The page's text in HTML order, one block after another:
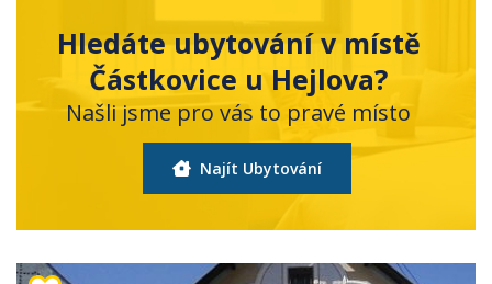
Hledáte ubytování v místě
Částkovice u Hejlova?
Našli jsme pro vás to pravé místo
Najít Ubytování